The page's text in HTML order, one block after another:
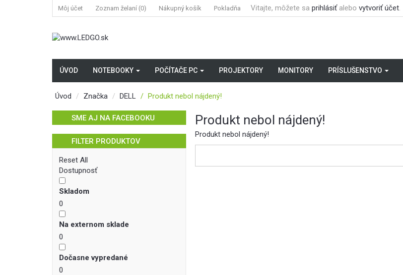
Môj účet Zoznam želaní (0) Nákupný košík Pokladňa Vitajte, môžete sa prihlásiťalebo vytvoriť účet.
ÚVOD NOTEBOOKY POČÍTAČE PC PROJEKTORY MONITORY PRÍSLUŠENSTVO
Úvod Značka DELL Produkt nebol nájdený!
SME AJ NA FACEBOOKU
FILTER PRODUKTOV
Reset All
Dostupnosť
Skladom
0
Na externom sklade
0
Dočasne vypredané
0
Produkt nebol nájdený!
Produkt nebol nájdený!